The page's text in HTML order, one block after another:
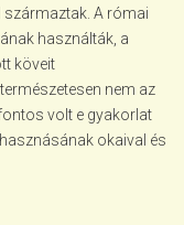
származtak. A római
használták, a
köveit
nem az
volt e gyakorlat
okaival és